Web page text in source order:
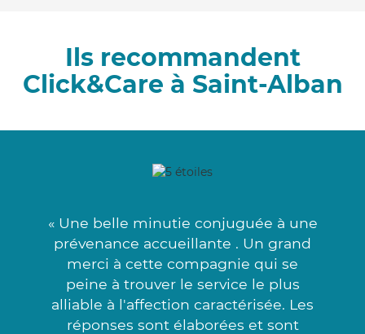
Ils recommandent
Click&Care à Saint-Alban
« Une belle minutie conjuguée à une
prévenance accueillante . Un grand
merci à cette compagnie qui se
peine à trouver le service le plus
alliable à l'affection caractérisée. Les
réponses sont élaborées et sont